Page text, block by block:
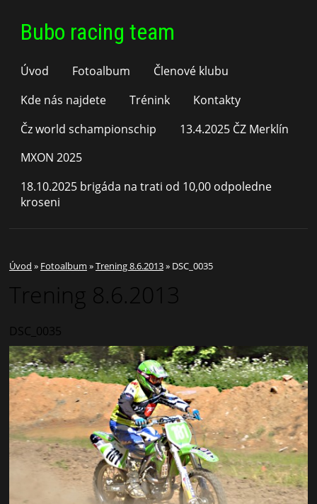
Bubo racing team
Úvod Fotoalbum
Členové klubu
Kde nás najdete
Trénink
Kontakty
Čz world schampionschip
13.4.2025 ČZ Merklín
MXON 2025
18.10.2025 brigáda na trati od 10,00 odpoledne
kroseni
Úvod » Fotoalbum »Trening 8.6.2013» DSC_0035
Trening 8.6.2013
DSC_0035